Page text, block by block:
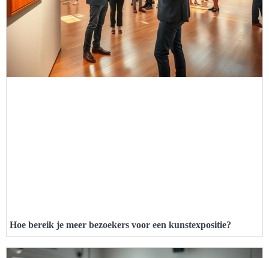
Hoe bereik je meer bezoekers voor een kunstexpositie?